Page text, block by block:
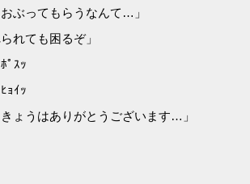
ぶってもらうなんて…」
れても困るぞ」
ﾟｽｯ
ｮｲｯ
ょうはありがとうございます…」